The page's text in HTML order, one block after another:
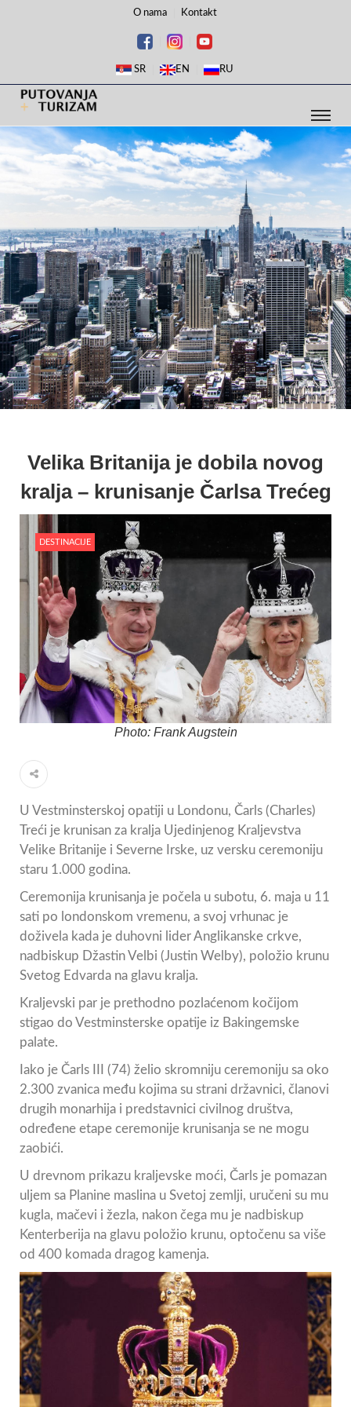
O nama Kontakt
SR EN RU
Velika Britanija je dobila novog
kralja – krunisanje Čarlsa Trećeg
DESTINACIJE
Photo: Frank Augstein
U Vestminsterskoj opatiji u Londonu, Čarls (Charles)
Treći je krunisan za kralja Ujedinjenog Kraljevstva
Velike Britanije i Severne Irske, uz versku ceremoniju
staru 1.000 godina.
Ceremonija krunisanja je počela u subotu, 6. maja u 11
sati po londonskom vremenu, a svoj vrhunac je
doživela kada je duhovni lider Anglikanske crkve,
nadbiskup Džastin Velbi (Justin Welby), položio krunu
Svetog Edvarda na glavu kralja.
Kraljevski par je prethodno pozlaćenom kočijom
stigao do Vestminsterske opatije iz Bakingemske
palate.
Iako je Čarls III (74) želio skromniju ceremoniju sa oko
2.300 zvanica među kojima su strani državnici, članovi
drugih monarhija i predstavnici civilnog društva,
određene etape ceremonije krunisanja se ne mogu
zaobići.
U drevnom prikazu kraljevske moći, Čarls je pomazan
uljem sa Planine maslina u Svetoj zemlji, uručeni su mu
kugla, mačevi i žezla, nakon čega mu je nadbiskup
Kenterberija na glavu položio krunu, optočenu sa više
od 400 komada dragog kamenja.